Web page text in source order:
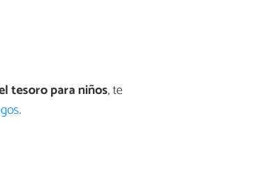
tesoro para niños, te
.